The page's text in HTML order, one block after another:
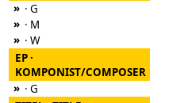
» · G
» · M
» · W
EP ·
KOMPONIST/COMPOSER
» · G